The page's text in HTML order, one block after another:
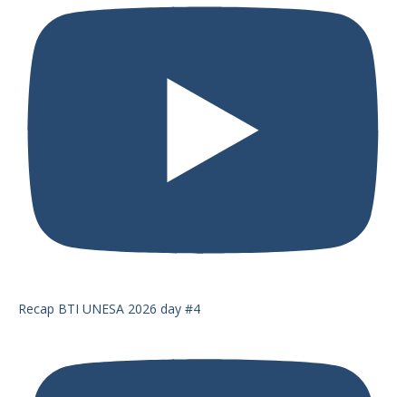
Recap BTI UNESA 2026 day #4